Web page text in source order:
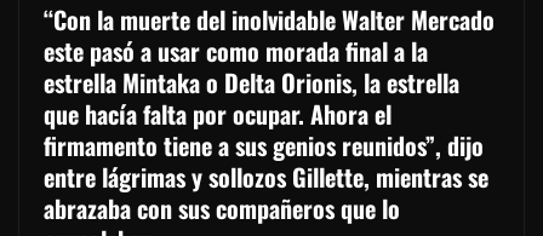
“Con la muerte del inolvidable Walter Mercado
este pasó a usar como morada final a la
estrella Mintaka o Delta Orionis, la estrella
que hacía falta por ocupar. Ahora el
firmamento tiene a sus genios reunidos”, dijo
entre lágrimas y sollozos Gillette, mientras se
abrazaba con sus compañeros que lo